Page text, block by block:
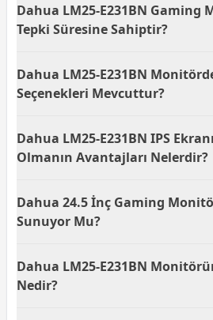
hızına sahiptir. Bu yüksek
hareket eden sahnelerde daha
görüntüler sunarak oyun
Dahua LM25-E231BN Gaming
Tepki Süresine Sahiptir?
süresine sahiptir. Bu hızlı tepki
oyun sırasında gecikme veya
anlık tepkiler alabilirsiniz.
Dahua LM25-E231BN
Seçenekleri Mevcuttur?
kulaklık jakı gibi çeşitli bağlantı
sunmaktadır. Bu sayede, oyun
bilgisayarlar gibi çeşitli
Dahua LM25-E231BN IPS
Olmanın Avantajları Nelerdir?
ile geniş görüş açıları ve daha
sağlar. Böylece, ekranın hangi
önemli olmaksızın renklerin
Dahua 24.5 İnç Gaming
Sunuyor Mu?
sunmaktadır. Bu özellik, renk ve
optimize ederek oyun ve video
Dahua LM25-E231BN
Nedir?